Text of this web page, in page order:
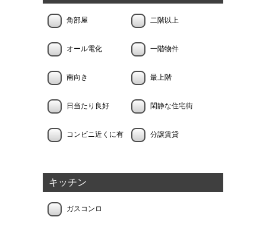
角部屋 二階以上
オール電化 一階物件
南向き 最上階
日当たり良好 閑静な住宅街
コンビニ近くに有 分譲賃貸
キッチン
ガスコンロ